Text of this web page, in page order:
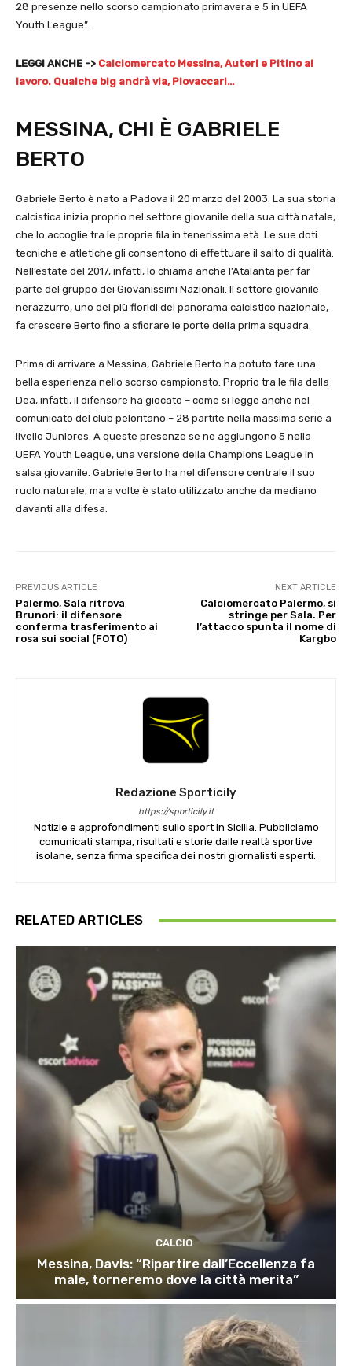
28 presenze nello scorso campionato primavera e 5 in UEFA
Youth League”.
LEGGI ANCHE -> Calciomercato Messina, Auteri e Pitino al
lavoro. Qualche big andrà via, Piovaccari…
MESSINA, CHI È GABRIELE
BERTO
Gabriele Berto è nato a Padova il 20 marzo del 2003. La sua storia
calcistica inizia proprio nel settore giovanile della sua città natale,
che lo accoglie tra le proprie fila in tenerissima età. Le sue doti
tecniche e atletiche gli consentono di effettuare il salto di qualità.
Nell’estate del 2017, infatti, lo chiama anche l’Atalanta per far
parte del gruppo dei Giovanissimi Nazionali. Il settore giovanile
nerazzurro, uno dei più floridi del panorama calcistico nazionale,
fa crescere Berto fino a sfiorare le porte della prima squadra.
Prima di arrivare a Messina, Gabriele Berto ha potuto fare una
bella esperienza nello scorso campionato. Proprio tra le fila della
Dea, infatti, il difensore ha giocato – come si legge anche nel
comunicato del club peloritano – 28 partite nella massima serie a
livello Juniores. A queste presenze se ne aggiungono 5 nella
UEFA Youth League, una versione della Champions League in
salsa giovanile. Gabriele Berto ha nel difensore centrale il suo
ruolo naturale, ma a volte è stato utilizzato anche da mediano
davanti alla difesa.
PREVIOUS ARTICLE
Palermo, Sala ritrova
Brunori: il difensore
conferma trasferimento ai
rosa sui social (FOTO)
NEXT ARTICLE
Calciomercato Palermo, si
stringe per Sala. Per
l’attacco spunta il nome di
Kargbo
Redazione Sporticily
https://sporticily.it
Notizie e approfondimenti sullo sport in Sicilia. Pubbliciamo
comunicati stampa, risultati e storie dalle realtà sportive
isolane, senza firma specifica dei nostri giornalisti esperti.
RELATED ARTICLES
CALCIO
Messina, Davis: “Ripartire dall’Eccellenza fa
male, torneremo dove la città merita”